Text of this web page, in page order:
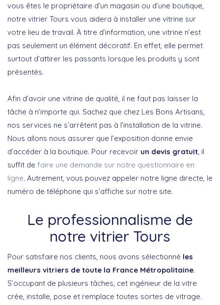
vous êtes le propriétaire d’un magasin ou d’une boutique,
notre vitrier Tours vous aidera à installer une vitrine sur
votre lieu de travail. À titre d’information, une vitrine n’est
pas seulement un élément décoratif. En effet, elle permet
surtout d’attirer les passants lorsque les produits y sont
présentés.
Afin d’avoir une vitrine de qualité, il ne faut pas laisser la
tâche à n’importe qui. Sachez que chez Les Bons Artisans,
nos services ne s’arrêtent pas à l’installation de la vitrine.
Nous allons nous assurer que l’exposition donne envie
d’accéder à la boutique. Pour recevoir un devis gratuit , il
suffit de faire une demande sur notre questionnaire en
ligne. Autrement, vous pouvez appeler notre ligne directe, le
numéro de téléphone qui s’affiche sur notre site.
Le professionnalisme de
notre vitrier Tours
Pour satisfaire nos clients, nous avons sélectionné les
meilleurs vitriers de toute la France Métropolitaine.
S’occupant de plusieurs tâches, cet ingénieur de la vitre
crée, installe, pose et remplace toutes sortes de vitrage.